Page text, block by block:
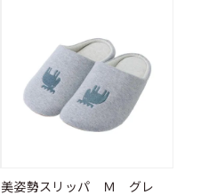
美姿勢スリッパ Ｍ グレ